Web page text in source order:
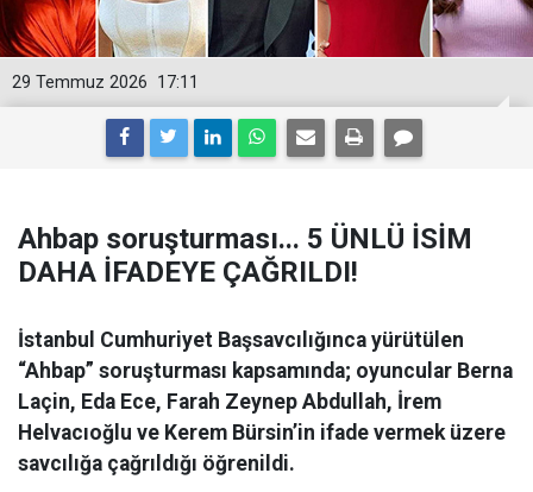
17:11
29 Temmuz 2026
Ahbap soruşturması... 5 ÜNLÜ İSİM
DAHA İFADEYE ÇAĞRILDI!
İstanbul Cumhuriyet Başsavcılığınca yürütülen
“Ahbap” soruşturması kapsamında; oyuncular Berna
Laçin, Eda Ece, Farah Zeynep Abdullah, İrem
Helvacıoğlu ve Kerem Bürsin’in ifade vermek üzere
savcılığa çağrıldığı öğrenildi.